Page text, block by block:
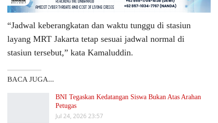
“Jadwal keberangkatan dan waktu tunggu di stasiun
layang MRT Jakarta tetap sesuai jadwal normal di
stasiun tersebut,” kata Kamaluddin.
BACA JUGA...
BNI Tegaskan Kedatangan Siswa Bukan Atas Arahan
Petugas
Jul 24, 2026 23:57